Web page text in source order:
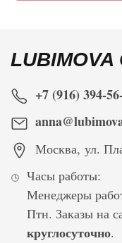
LUBIMOVA
+7 (916) 394-
Москва, ул.
Часы работы:
Менеджеры
Птн. Заказы на
круглосуточно.